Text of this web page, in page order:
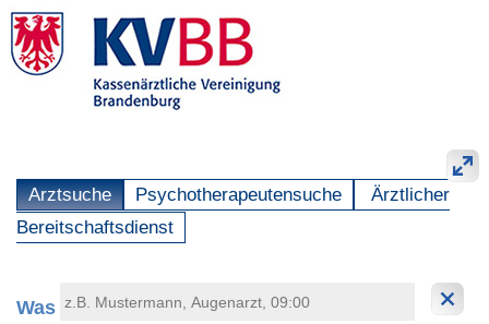
Arztsuche Psychotherapeutensuche
Ärztlicher
Bereitschaftsdienst
Was